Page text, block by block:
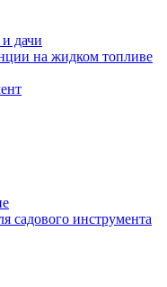
дачи
на жидком топливе
садового инструмента